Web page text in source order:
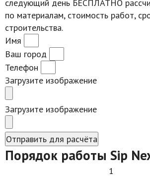
следующий день БЕСПЛАТНО
по материалам, стоимость работ,
строительства.
Имя
Ваш город
Телефон
Загрузите изображение
Загрузите изображение
Отправить для расчёта
Порядок работы Sip
1